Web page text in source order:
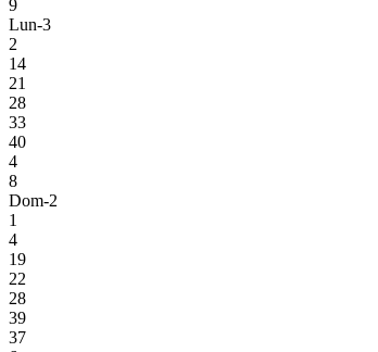
9
Lun-3
2
14
21
28
33
40
4
8
Dom-2
1
4
19
22
28
39
37